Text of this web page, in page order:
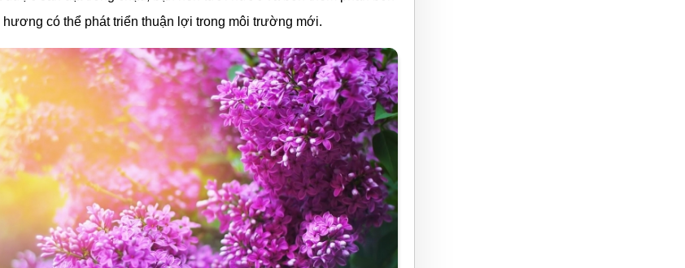
có thể phát triển thuận lợi trong môi trường mới.